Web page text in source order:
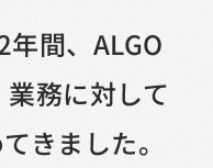
間、ALGO
務に対して
きました。